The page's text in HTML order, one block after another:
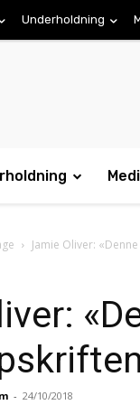
Underholdning
Jamie Oliver:
- 24/10/2018